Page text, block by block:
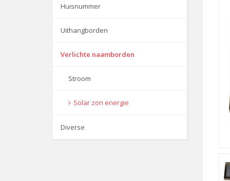
Huisnummer
Uithangborden
Verlichte naamborden
Stroom
Solar zon energie
Diverse